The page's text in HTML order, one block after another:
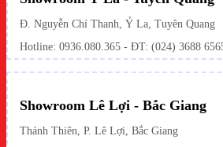
Đ. Nguyễn Chí Thanh, Ỷ La, Tuyên Quang
Hotline: 0936.080.365 - ĐT: (024) 3688
Showroom Lê Lợi - Bắc Giang
Thánh Thiên, P. Lê Lợi, Bắc Giang